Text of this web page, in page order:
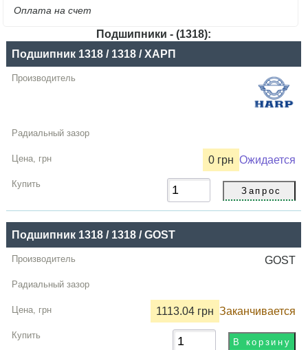
Оплата на счет
Подшипники - (1318):
Название
Производитель
грн
Купить
Подшипник 1318 / 1318 / ХАРП
0 грн Ожидается
Подшипник 1318 / 1318 / GOST
GOST
1113.04 грн Заканчивается